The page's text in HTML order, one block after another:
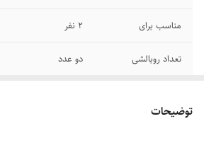
مناسب برای 2 نفر
تعداد روبالشی دو عدد
توضیحات